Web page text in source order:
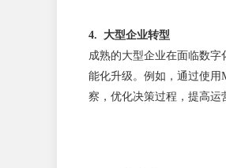
4. 大型企业转型
成熟的大型企业在面临数
能化升级。例如，通过使
察，优化决策过程，提高运